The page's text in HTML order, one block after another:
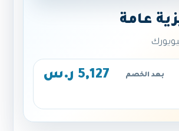
عامة
بعد الخصم 5,127 ر.س